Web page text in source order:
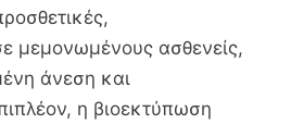
μεμονωμένους ασθενείς,
άνεση και
η βιοεκτύπωση